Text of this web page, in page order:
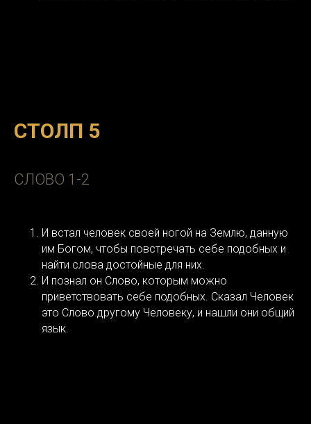
СТОЛП 5
СЛОВО 1-2
И встал человек своей ногой на Землю, данную
им Богом, чтобы повстречать себе подобных и
найти слова достойные для них.
И познал он Слово, которым можно
приветствовать себе подобных. Сказал Человек
это Слово другому Человеку, и нашли они общий
язык.